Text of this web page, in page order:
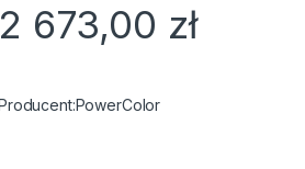
2 673,00 zł
PowerColor